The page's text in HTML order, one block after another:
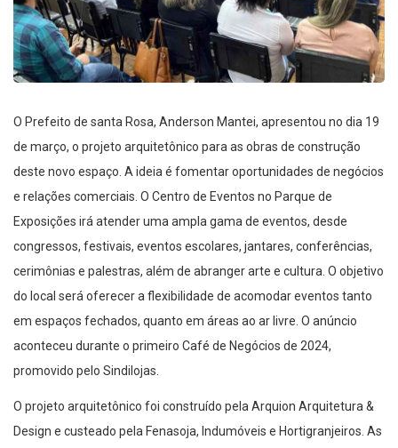
O Prefeito de santa Rosa, Anderson Mantei, apresentou no dia 19
de março, o projeto arquitetônico para as obras de construção
deste novo espaço. A ideia é fomentar oportunidades de negócios
e relações comerciais. O Centro de Eventos no Parque de
Exposições irá atender uma ampla gama de eventos, desde
congressos, festivais, eventos escolares, jantares, conferências,
cerimônias e palestras, além de abranger arte e cultura. O objetivo
do local será oferecer a flexibilidade de acomodar eventos tanto
em espaços fechados, quanto em áreas ao ar livre. O anúncio
aconteceu durante o primeiro Café de Negócios de 2024,
promovido pelo Sindilojas.
O projeto arquitetônico foi construído pela Arquion Arquitetura &
Design e custeado pela Fenasoja, Indumóveis e Hortigranjeiros. As